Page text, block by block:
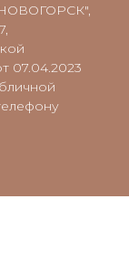
07.04.2023